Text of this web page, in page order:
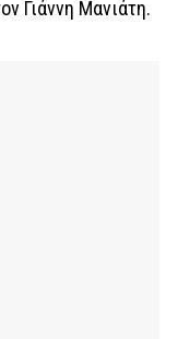
Γιάννη Μανιάτη.